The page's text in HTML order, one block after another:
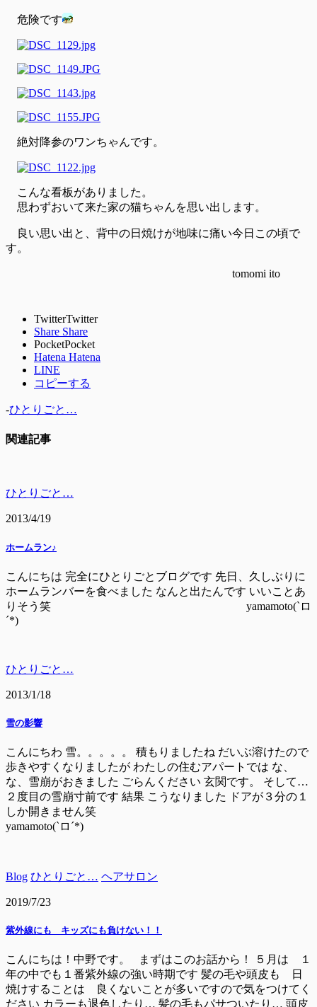
危険です
絶対降参のワンちゃんです。
こんな看板がありました。
思わずおいて来た家の猫ちゃんを思い出します。
良い思い出と、背中の日焼けが地味に痛い今日この頃で
す。
tomomi ito
TwitterTwitter
Share Share
PocketPocket
Hatena Hatena
LINE
コピーする
-ひとりごと…
関連記事
ひとりごと…
2013/4/19
ホームラン♪
こんにちは 完全にひとりごとブログです 先日、久しぶりに
ホームランバーを食べました なんと出たんです いいことあ
りそう笑 yamamoto(`ロ
´*)
ひとりごと…
2013/1/18
雪の影響
こんにちわ 雪。。。。。 積もりましたね だいぶ溶けたので
歩きやすくなりましたが わたしの住むアパートでは な、
な、雪崩がおきました ごらんください 玄関です。 そして…
２度目の雪崩寸前です 結果 こうなりました ドアが３分の１
しか開きません笑
yamamoto(`ロ´*)
Blog ひとりごと… ヘアサロン
2019/7/23
紫外線にも キッズにも負けない！！
こんにちは！中野です。 まずはこのお話から！ ５月は １
年の中でも１番紫外線の強い時期です 髪の毛や頭皮も 日
焼けすることは 良くないことが多いですので気をつけてく
ださい カラーも退色したり… 髪の毛もパサついたり… 頭皮